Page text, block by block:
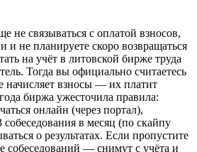
не связываться с оплатой взносов,
и не планируете скоро возвращаться
на учёт в литовской бирже труда
Тогда вы официально считаетесь
начисляет взносы — их платит
биржа ужесточила правила:
онлайн (через портал),
в месяц (по скайпу
о результатах. Если пропустите
собеседований — снимут с учёта и